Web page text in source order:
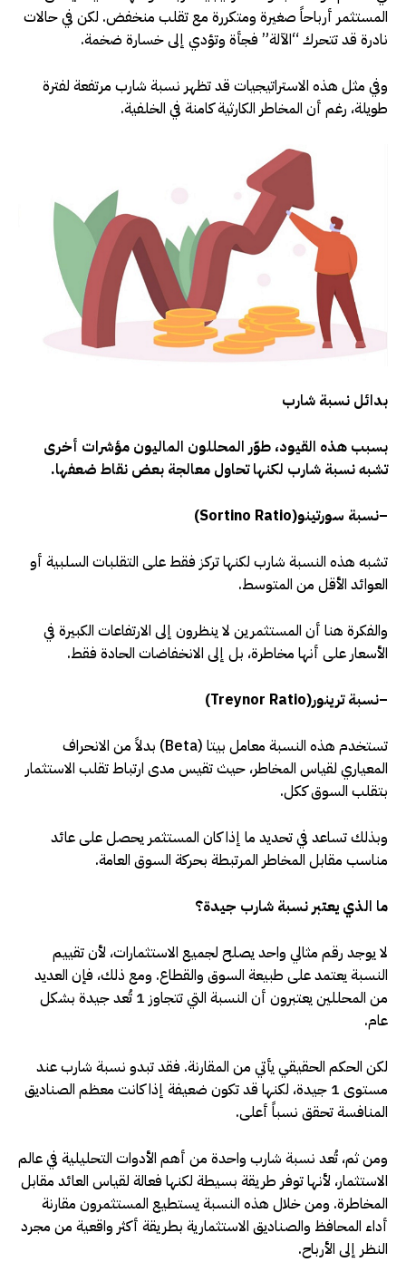
المستثمر أرباحاً صغيرة ومتكررة مع تقلب منخفض. لكن في حالات
نادرة قد تتحرك “الآلة” فجأة وتؤدي إلى خسارة ضخمة.
وفي مثل هذه الاستراتيجيات قد تظهر نسبة شارب مرتفعة لفترة
طويلة، رغم أن المخاطر الكارثية كامنة في الخلفية.
بدائل نسبة شارب
بسبب هذه القيود، طوّر المحللون الماليون مؤشرات أخرى
تشبه نسبة شارب لكنها تحاول معالجة بعض نقاط ضعفها.
–نسبة سورتينو(Sortino Ratio)
تشبه هذه النسبة شارب لكنها تركز فقط على التقلبات السلبية أو
العوائد الأقل من المتوسط.
والفكرة هنا أن المستثمرين لا ينظرون إلى الارتفاعات الكبيرة في
الأسعار على أنها مخاطرة، بل إلى الانخفاضات الحادة فقط.
–نسبة ترينور(Treynor Ratio)
تستخدم هذه النسبة معامل بيتا (Beta) بدلاً من الانحراف
المعياري لقياس المخاطر، حيث تقيس مدى ارتباط تقلب الاستثمار
بتقلب السوق ككل.
وبذلك تساعد في تحديد ما إذا كان المستثمر يحصل على عائد
مناسب مقابل المخاطر المرتبطة بحركة السوق العامة.
ما الذي يعتبر نسبة شارب جيدة؟
لا يوجد رقم مثالي واحد يصلح لجميع الاستثمارات، لأن تقييم
النسبة يعتمد على طبيعة السوق والقطاع. ومع ذلك، فإن العديد
من المحللين يعتبرون أن النسبة التي تتجاوز 1 تُعد جيدة بشكل
عام.
لكن الحكم الحقيقي يأتي من المقارنة. فقد تبدو نسبة شارب عند
مستوى 1 جيدة، لكنها قد تكون ضعيفة إذا كانت معظم الصناديق
المنافسة تحقق نسباً أعلى.
ومن ثم، تُعد نسبة شارب واحدة من أهم الأدوات التحليلية في عالم
الاستثمار، لأنها توفر طريقة بسيطة لكنها فعالة لقياس العائد مقابل
المخاطرة. ومن خلال هذه النسبة يستطيع المستثمرون مقارنة
أداء المحافظ والصناديق الاستثمارية بطريقة أكثر واقعية من مجرد
النظر إلى الأرباح.